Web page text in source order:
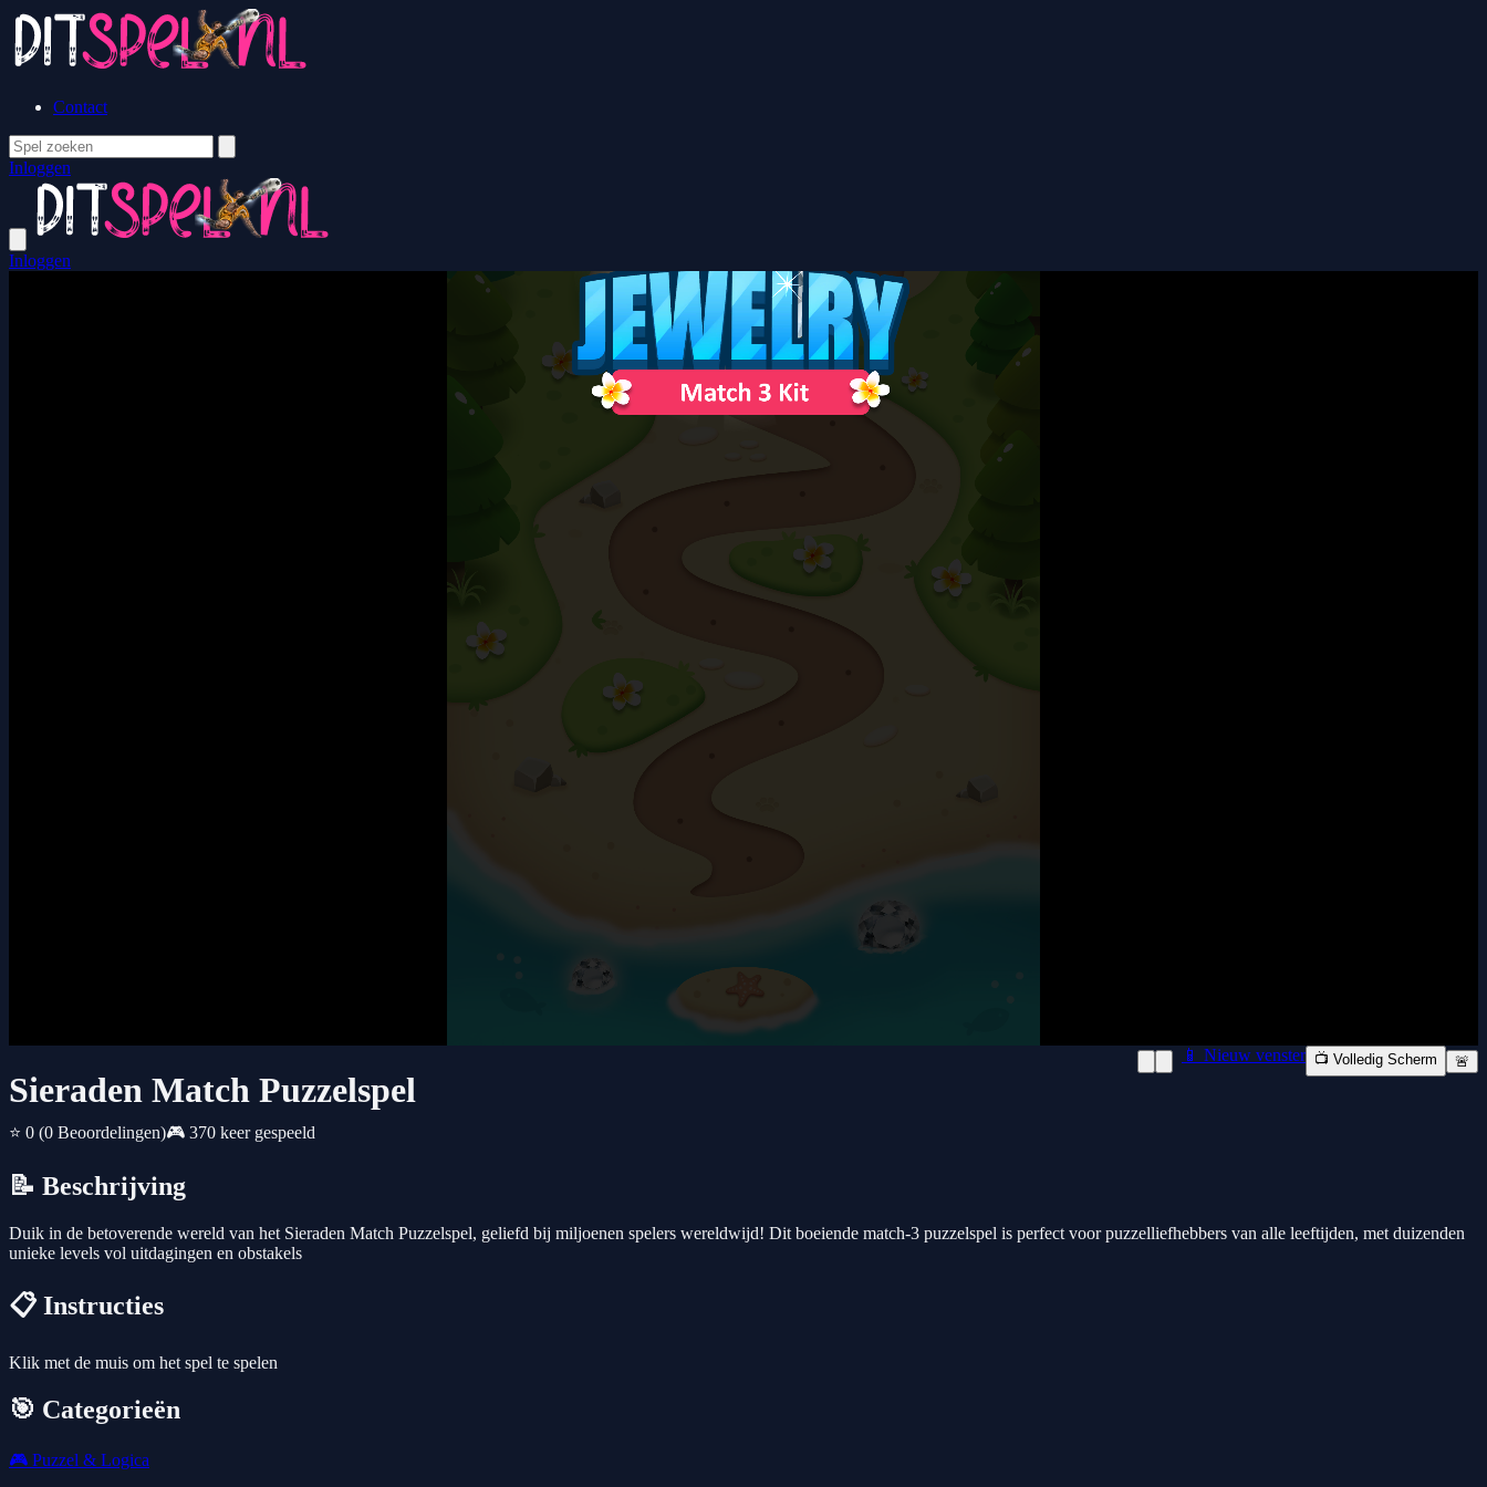
Contact
Inloggen
Inloggen
Sieraden Match Puzzelspel
⭐ 0 (0 Beoordelingen)🎮 370 keer gespeeld
📱 Nieuw venster 📺 Volledig Scherm 🚨
📝 Beschrijving
Duik in de betoverende wereld van het Sieraden Match Puzzelspel, geliefd bij miljoenen spelers wereldwijd! Dit boeiende match-3 puzzelspel is perfect voor puzzelliefhebbers van alle leeftijden, met duizenden
unieke levels vol uitdagingen en obstakels
📋 Instructies
Klik met de muis om het spel te spelen
🎯 Categorieën
🎮 Puzzel & Logica